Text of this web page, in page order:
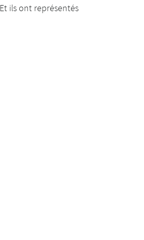
ils ont représentés